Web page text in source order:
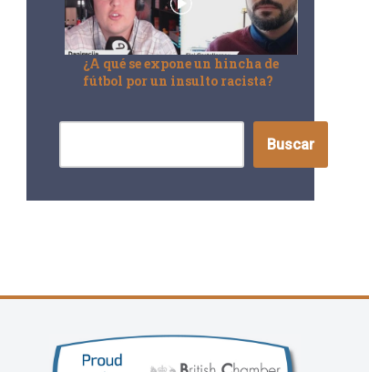
¿A qué se expone un hincha de
fútbol por un insulto racista?
Buscar